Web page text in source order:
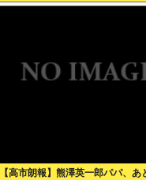
【高市朗報】熊澤英一郎パパ、あ